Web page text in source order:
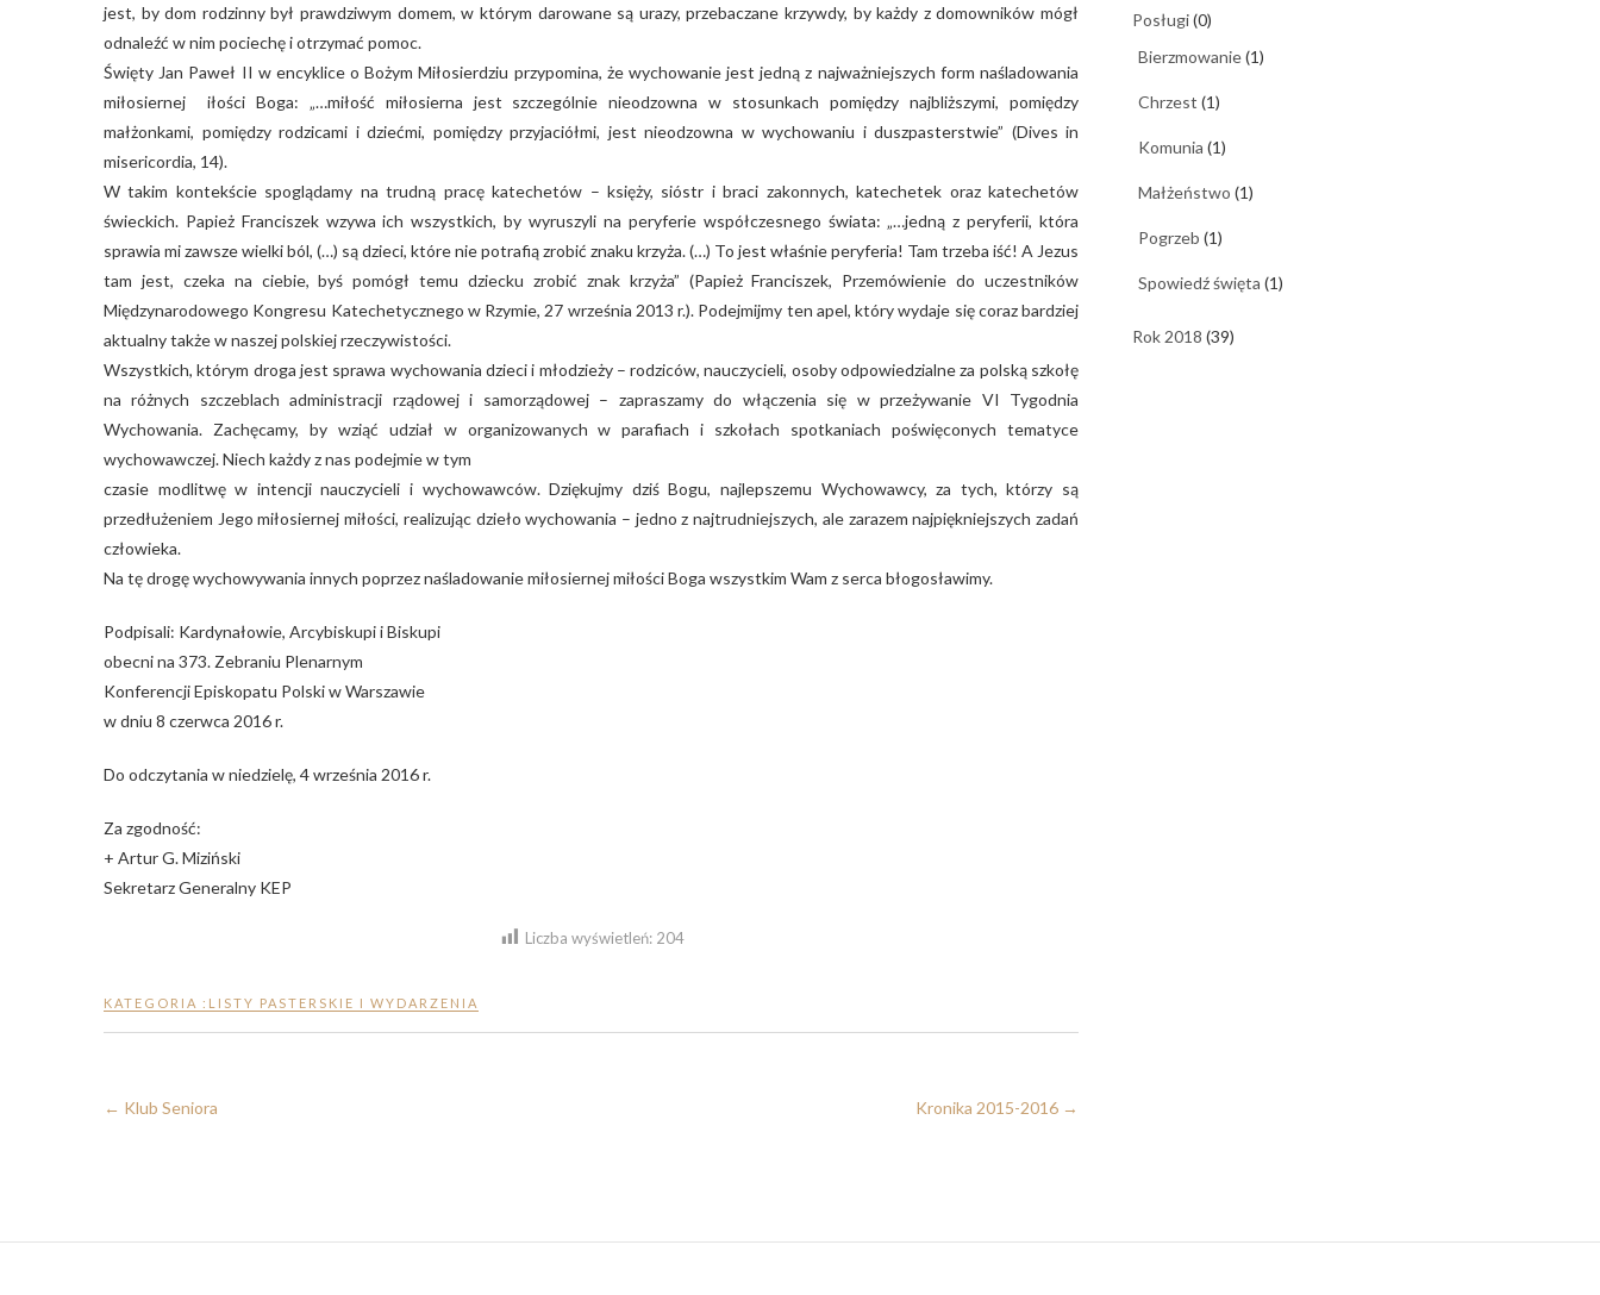
jest, by dom rodzinny był prawdziwym domem, w którym darowane są urazy, przebaczane krzywdy, by każdy z domowników mógł
odnaleźć w nim pociechę i otrzymać pomoc.
Święty Jan Paweł II w encyklice o Bożym Miłosierdziu przypomina, że wychowanie jest jedną z najważniejszych form naśladowania
miłosiernej iłości Boga: „…miłość miłosierna jest szczególnie nieodzowna w stosunkach pomiędzy najbliższymi, pomiędzy
małżonkami, pomiędzy rodzicami i dziećmi, pomiędzy przyjaciółmi, jest nieodzowna w wychowaniu i duszpasterstwie” (Dives in
misericordia, 14).
W takim kontekście spoglądamy na trudną pracę katechetów – księży, sióstr i braci zakonnych, katechetek oraz katechetów
świeckich. Papież Franciszek wzywa ich wszystkich, by wyruszyli na peryferie współczesnego świata: „…jedną z peryferii, która
sprawia mi zawsze wielki ból, (…) są dzieci, które nie potrafią zrobić znaku krzyża. (…) To jest właśnie peryferia! Tam trzeba iść! A Jezus
tam jest, czeka na ciebie, byś pomógł temu dziecku zrobić znak krzyża” (Papież Franciszek, Przemówienie do uczestników
Międzynarodowego Kongresu Katechetycznego w Rzymie, 27 września 2013 r.). Podejmijmy ten apel, który wydaje się coraz bardziej
aktualny także w naszej polskiej rzeczywistości.
Wszystkich, którym droga jest sprawa wychowania dzieci i młodzieży – rodziców, nauczycieli, osoby odpowiedzialne za polską szkołę
na różnych szczeblach administracji rządowej i samorządowej – zapraszamy do włączenia się w przeżywanie VI Tygodnia
Wychowania. Zachęcamy, by wziąć udział w organizowanych w parafiach i szkołach spotkaniach poświęconych tematyce
wychowawczej. Niech każdy z nas podejmie w tym
czasie modlitwę w intencji nauczycieli i wychowawców. Dziękujmy dziś Bogu, najlepszemu Wychowawcy, za tych, którzy są
przedłużeniem Jego miłosiernej miłości, realizując dzieło wychowania – jedno z najtrudniejszych, ale zarazem najpiękniejszych zadań
człowieka.
Na tę drogę wychowywania innych poprzez naśladowanie miłosiernej miłości Boga wszystkim Wam z serca błogosławimy.
Podpisali: Kardynałowie, Arcybiskupi i Biskupi
obecni na 373. Zebraniu Plenarnym
Konferencji Episkopatu Polski w Warszawie
w dniu 8 czerwca 2016 r.
Do odczytania w niedzielę, 4 września 2016 r.
Za zgodność:
+ Artur G. Miziński
Sekretarz Generalny KEP
Liczba wyświetleń: 204
KATEGORIA : LISTY PASTERSKIE I WYDARZENIA
← Klub Seniora Kronika 2015-2016 →
Posługi(0)
Bierzmowanie(1)
Chrzest (1)
Komunia (1)
Małżeństwo (1)
Pogrzeb (1)
Spowiedź święta (1)
Rok 2018 (39)